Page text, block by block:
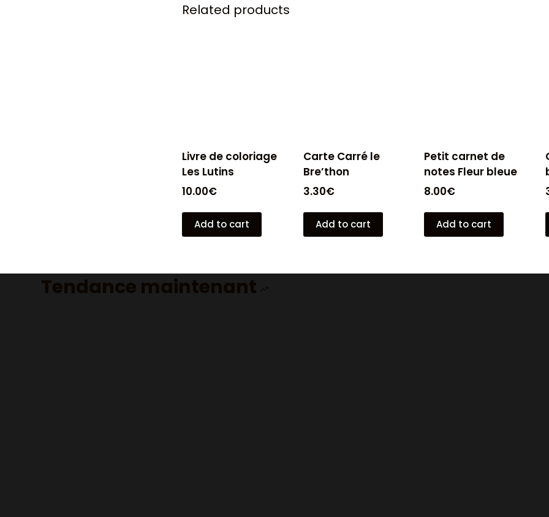
Related products
Livre de coloriage
Les Lutins
10.00€
Add to cart
Carte Carré le
Bre’thon
3.30€
Add to cart
Petit carnet de
notes Fleur bleue
8.00€
Add to cart
Tendance maintenant